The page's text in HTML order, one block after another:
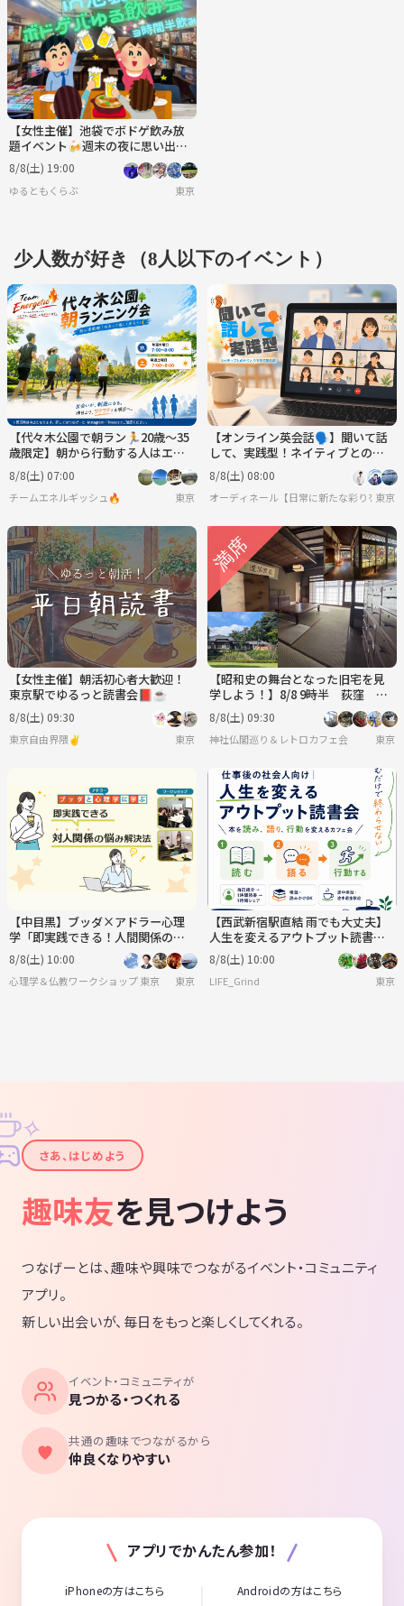
【女性主催】池袋でボドゲ飲み放
題イベント🍻週末の夜に思い出作
り✨ 新規大歓迎！！
8/8(土) 19:00
ゆるともくらぶ 東京
少人数が好き（8人以下のイベント）
【代々木公園で朝ラン🏃20歳～35
歳限定】朝から行動する人はエネ
ルギッシュ🔥
8/8(土) 07:00
チームエネルギッシュ🔥 東京
【オンライン英会話🗣️】聞いて話
して、実践型！ネイティブとのや
りとりで学ぶ英会話🌿
8/8(土) 08:00
オーディネール【日常に新たな彩りを/20
東京
【女性主催】朝活初心者大歓迎！
東京駅でゆるっと読書会📕☕️
8/8(土) 09:30
東京自由界隈✌️ 東京
【昭和史の舞台となった旧宅を見
学しよう！】8/8 9時半 荻窪 荻
外荘 【常連の方参加費還元】
8/8(土) 09:30
神社仏閣巡り＆レトロカフェ会 東京
【中目黒】ブッダ×アドラー心理
学「即実践できる！人間関係の悩
み解決法」ワークショップ-東京
8/8(土) 10:00
心理学＆仏教ワークショップ 東京 東京
【西武新宿駅直結 雨でも大丈夫】
人生を変えるアウトプット読書会
｜本を読み、語り、行動を変えて
未来を変える会
8/8(土) 10:00
LIFE_Grind 東京
✦
✧
さあ、はじめよう
趣味友を見つけよう
つなげーとは、趣味や興味でつながるイベント・コミュニティ
アプリ。
新しい出会いが、毎日をもっと楽しくしてくれる。
イベント・コミュニティが
見つかる・つくれる
共通の趣味でつながるから
仲良くなりやすい
アプリでかんたん参加！
iPhoneの方はこちら Androidの方はこちら